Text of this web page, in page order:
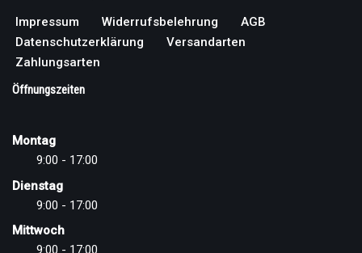
Impressum Widerrufsbelehrung
AGB
Datenschutzerklärung
Versandarten
Zahlungsarten
Öffnungszeiten
Montag
9:00 - 17:00
Dienstag
9:00 - 17:00
Mittwoch
9:00 - 17:00